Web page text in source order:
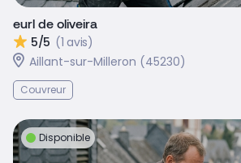
eurl de oliveira
5/5 (1 avis)
Aillant-sur-Milleron (45230)
Couvreur
Disponible